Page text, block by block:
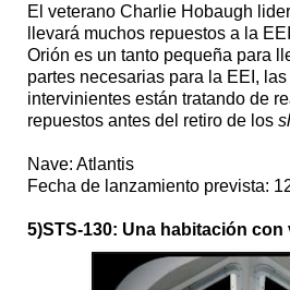
El veterano Charlie Hobaugh
llevará muchos repuestos a la
Orión es un tanto pequeña para
partes necesarias para la EEI,
intervinientes están tratando de
repuestos antes del retiro de los
Nave: Atlantis
Fecha de lanzamiento prevista:
5)STS-130: Una habitación con